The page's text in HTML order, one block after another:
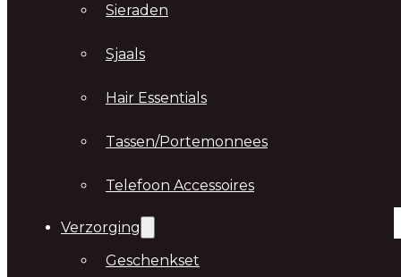
Sieraden
Sjaals
Hair Essentials
Tassen/Portemonnees
Telefoon Accessoires
Verzorging
Geschenkset